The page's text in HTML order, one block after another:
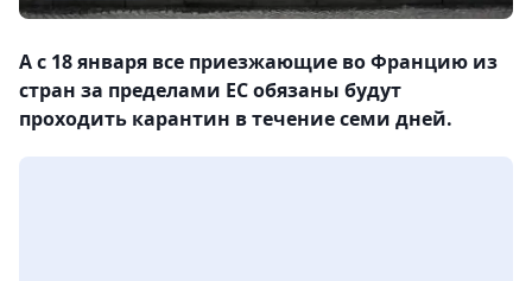
А с 18 января все приезжающие во Францию из
стран за пределами ЕС обязаны будут
проходить карантин в течение семи дней.